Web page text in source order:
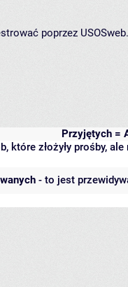
poprzez
Przyjętych =
złożyły prośby,
- to jest